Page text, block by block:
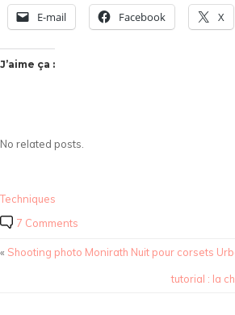
E-mail Facebook X
J’aime ça :
No related posts.
Techniques
7 Comments
« Shooting photo Monirath Nuit pour corsets
tutorial : la